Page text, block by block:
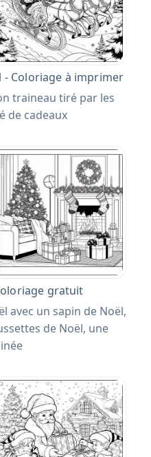
- Coloriage à imprimer
traineau tiré par les
de cadeaux
gratuit
avec un sapin de Noël,
de Noël, une